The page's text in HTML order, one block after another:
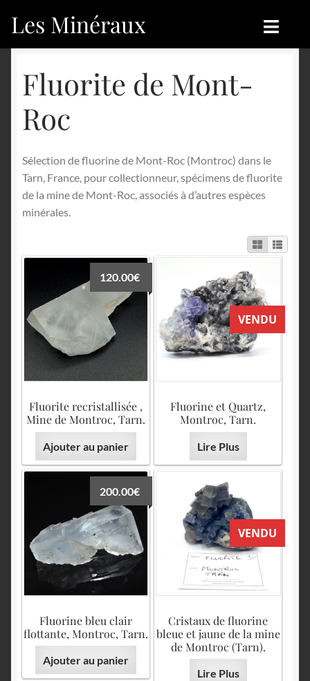
Aller
à
navigation
Aller
au
Les Minéraux
Catégories
Nouveautés
Achat
Mon compte
English
Boutique
Nouveautés
Blog
Achat
Fluorite de Mont-
Roc
Sélection de fluorine de Mont-Roc (Montroc) dans le
Tarn, France, pour collectionneur, spécimens de fluorite
de la mine de Mont-Roc, associés à d’autres espèces
minérales.
Fluorite recristallisée ,
Mine de Montroc, Tarn.
120.00€
Ajouter au panier
VENDU
Fluorine et Quartz,
Montroc, Tarn.
Lire Plus
Fluorine bleu clair
flottante, Montroc, Tarn.
200.00€
Ajouter au panier
VENDU
Cristaux de fluorine
bleue et jaune de la mine
de Montroc (Tarn).
Lire Plus